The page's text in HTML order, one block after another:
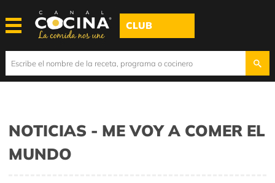
CLUB
NOTICIAS - ME VOY A COMER EL
MUNDO